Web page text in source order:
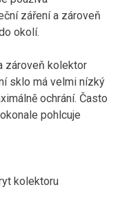
záření a zároveň
okolí.
zároveň kolektor
sklo má velmi nízký
ochrání. Často
pohlcuje